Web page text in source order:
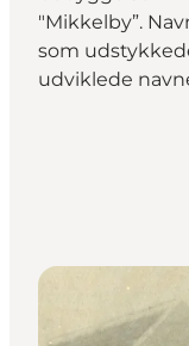
"Mikkelby”.
som
udviklede